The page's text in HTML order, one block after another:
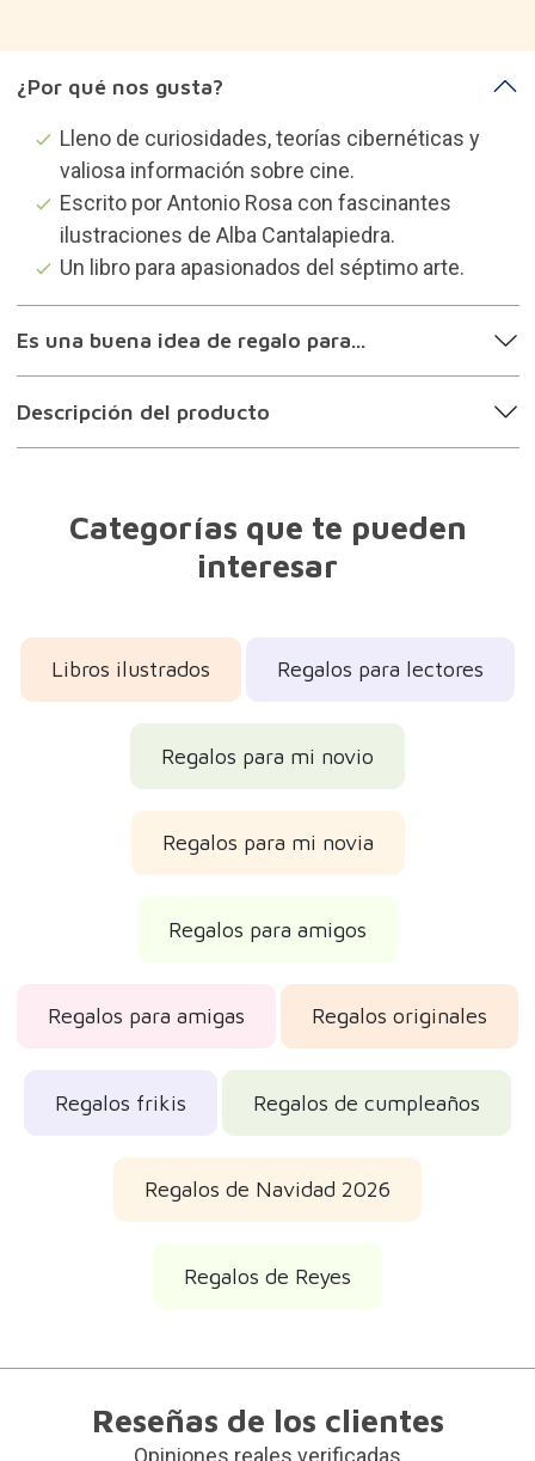
¿Por qué nos gusta?
Lleno de curiosidades, teorías cibernéticas y
valiosa información sobre cine.
Escrito por Antonio Rosa con fascinantes
ilustraciones de Alba Cantalapiedra.
Un libro para apasionados del séptimo arte.
Es una buena idea de regalo para...
Descripción del producto
Categorías que te pueden
interesar
Libros ilustrados Regalos para lectores
Regalos para mi novio
Regalos para mi novia
Regalos para amigos
Regalos para amigas Regalos originales
Regalos frikis Regalos de cumpleaños
Regalos de Navidad 2026
Regalos de Reyes
Reseñas de los clientes
Opiniones reales verificadas